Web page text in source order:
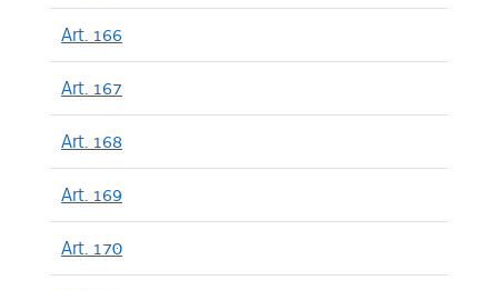
Art. 166
Art. 167
Art. 168
Art. 169
Art. 170